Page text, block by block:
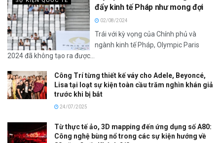
đẩy kinh tế Pháp như mong đợi
02/08/2024
Trái với kỳ vọng của Chính phủ và
ngành kinh tế Pháp, Olympic Paris
2024 đã không tạo ra được...
Công Trí từng thiết kế váy cho Adele, Beyoncé,
Lisa tại loạt sự kiện toàn cầu trăm nghìn khán giả
trước khi bị bắt
24/07/2025
Từ thực tế ảo, 3D mapping đến ứng dụng số A80:
Công nghệ bùng nổ trong các sự kiện hướng về